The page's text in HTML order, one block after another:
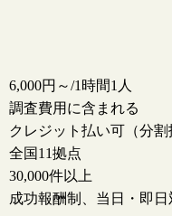
6,000円～/1時間1人
調査費用に含まれる
クレジット払い可（分割
全国11拠点
30,000件以上
成功報酬制、当日・即